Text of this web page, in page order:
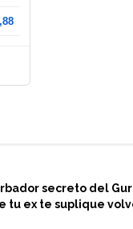
secreto del
tu ex te suplique